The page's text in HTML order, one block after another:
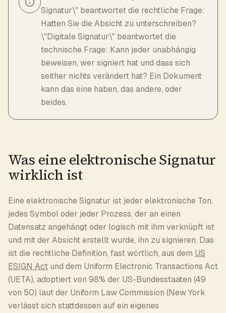
Signatur\" beantwortet die rechtliche Frage:
Hatten Sie die Absicht zu unterschreiben?
\"Digitale Signatur\" beantwortet die
technische Frage: Kann jeder unabhängig
beweisen, wer signiert hat und dass sich
seither nichts verändert hat? Ein Dokument
kann das eine haben, das andere, oder
beides.
Was eine elektronische Signatur
wirklich ist
Eine elektronische Signatur ist jeder elektronische Ton,
jedes Symbol oder jeder Prozess, der an einen
Datensatz angehängt oder logisch mit ihm verknüpft ist
und mit der Absicht erstellt wurde, ihn zu signieren. Das
ist die rechtliche Definition, fast wörtlich, aus dem US
ESIGN Act und dem Uniform Electronic Transactions Act
(UETA), adoptiert von 98% der US-Bundesstaaten (49
von 50) laut der Uniform Law Commission (New York
verlässt sich stattdessen auf ein eigenes